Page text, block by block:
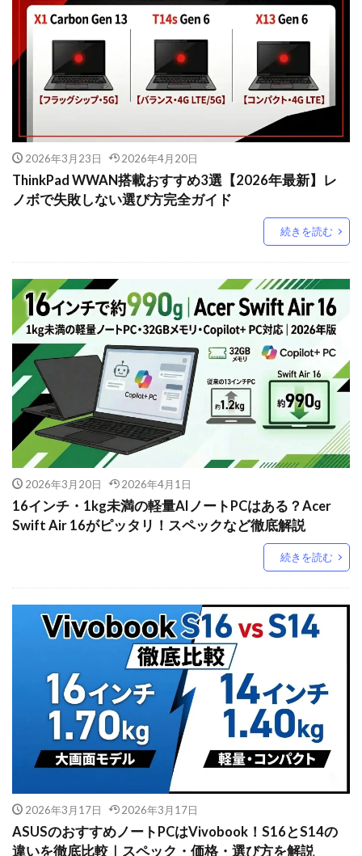
2026年3月23日 2026年4月20日
ThinkPad WWAN搭載おすすめ3選【2026年最新】レ
ノボで失敗しない選び方完全ガイド
続きを読む
2026年3月20日 2026年4月1日
16インチ・1kg未満の軽量AIノートPCはある？Acer
Swift Air 16がピッタリ！スペックなど徹底解説
続きを読む
2026年3月17日 2026年3月17日
ASUSのおすすめノートPCはVivobook！S16とS14の
違いを徹底比較｜スペック・価格・選び方を解説